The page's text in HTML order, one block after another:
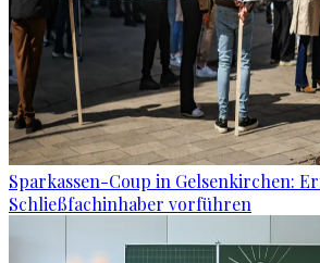
Sparkassen-Coup in Gelsenkirchen:
Schließfachinhaber vorführen